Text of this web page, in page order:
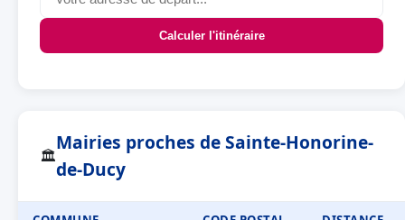
Calculer l'itinéraire
🏛
Mairies proches de Sainte-Honorine-
de-Ducy